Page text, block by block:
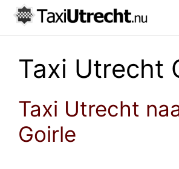
Taxi Utrecht
Taxi Utrecht
Goirle